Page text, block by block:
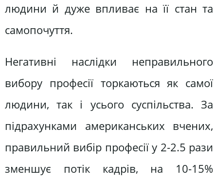
людини й дуже впливає на її стан та
самопочуття.
Негативні наслідки неправильного
вибору професії торкаються як самої
людини, так і усього суспільства. За
підрахунками американських вчених,
правильний вибір професії у 2-2.5 рази
зменшує потік кадрів, на 10-15%